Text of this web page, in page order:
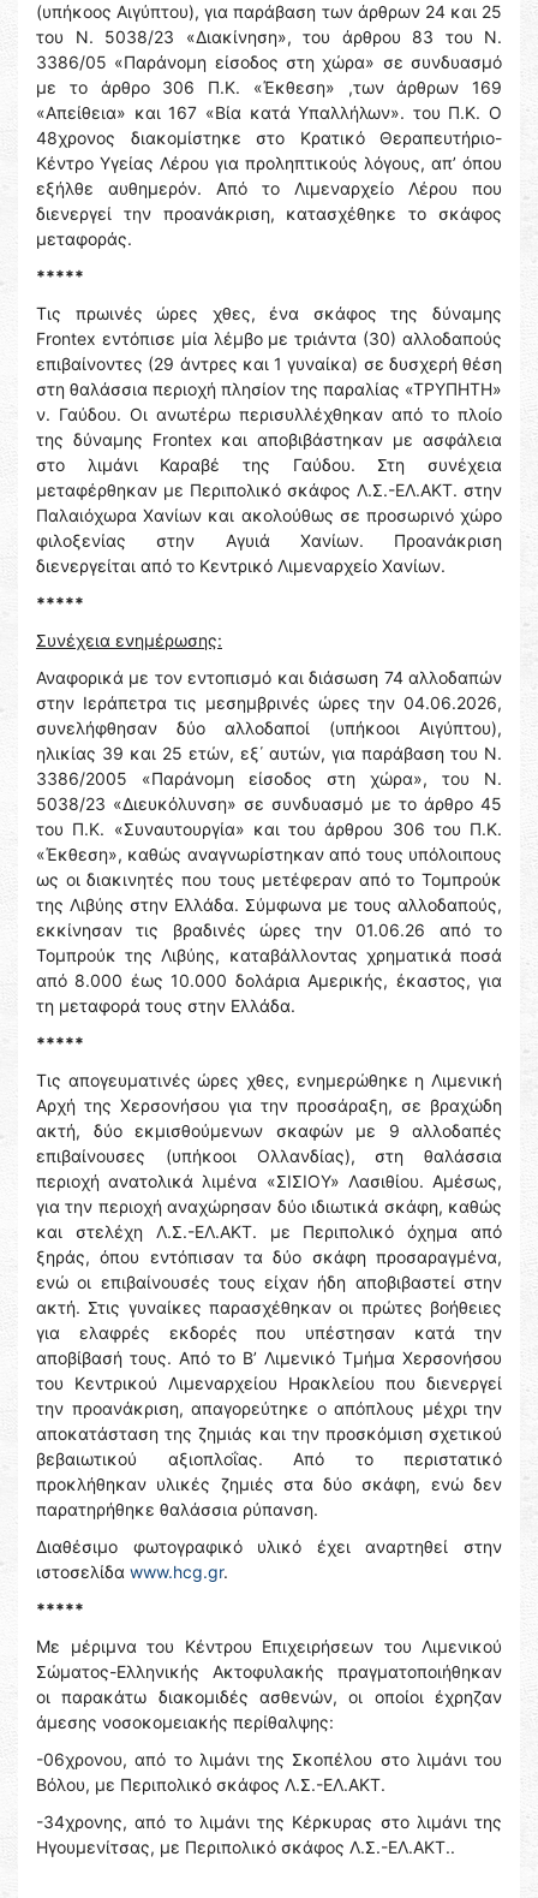
(υπήκοος Αιγύπτου), για παράβαση των άρθρων 24 και 25
του Ν. 5038/23 «Διακίνηση», του άρθρου 83 του Ν.
3386/05 «Παράνομη είσοδος στη χώρα» σε συνδυασμό
με το άρθρο 306 Π.Κ. «Έκθεση» ,των άρθρων 169
«Απείθεια» και 167 «Βία κατά Υπαλλήλων». του Π.Κ. Ο
48χρονος διακομίστηκε στο Κρατικό Θεραπευτήριο-
Κέντρο Υγείας Λέρου για προληπτικούς λόγους, απ’ όπου
εξήλθε αυθημερόν. Από το Λιμεναρχείο Λέρου που
διενεργεί την προανάκριση, κατασχέθηκε το σκάφος
μεταφοράς.
*****
Τις πρωινές ώρες χθες, ένα σκάφος της δύναμης
Frontex εντόπισε μία λέμβο με τριάντα (30) αλλοδαπούς
επιβαίνοντες (29 άντρες και 1 γυναίκα) σε δυσχερή θέση
στη θαλάσσια περιοχή πλησίον της παραλίας «ΤΡΥΠΗΤΗ»
ν. Γαύδου. Οι ανωτέρω περισυλλέχθηκαν από το πλοίο
της δύναμης Frontex και αποβιβάστηκαν με ασφάλεια
στο λιμάνι Καραβέ της Γαύδου. Στη συνέχεια
μεταφέρθηκαν με Περιπολικό σκάφος Λ.Σ.-ΕΛ.ΑΚΤ. στην
Παλαιόχωρα Χανίων και ακολούθως σε προσωρινό χώρο
φιλοξενίας στην Αγυιά Χανίων. Προανάκριση
διενεργείται από το Κεντρικό Λιμεναρχείο Χανίων.
*****
Συνέχεια ενημέρωσης:
Αναφορικά με τον εντοπισμό και διάσωση 74 αλλοδαπών
στην Ιεράπετρα τις μεσημβρινές ώρες την 04.06.2026,
συνελήφθησαν δύο αλλοδαποί (υπήκοοι Αιγύπτου),
ηλικίας 39 και 25 ετών, εξ΄ αυτών, για παράβαση του Ν.
3386/2005 «Παράνομη είσοδος στη χώρα», του Ν.
5038/23 «Διευκόλυνση» σε συνδυασμό με το άρθρο 45
του Π.Κ. «Συναυτουργία» και του άρθρου 306 του Π.Κ.
«Έκθεση», καθώς αναγνωρίστηκαν από τους υπόλοιπους
ως οι διακινητές που τους μετέφεραν από το Τομπρούκ
της Λιβύης στην Ελλάδα. Σύμφωνα με τους αλλοδαπούς,
εκκίνησαν τις βραδινές ώρες την 01.06.26 από το
Τομπρούκ της Λιβύης, καταβάλλοντας χρηματικά ποσά
από 8.000 έως 10.000 δολάρια Αμερικής, έκαστος, για
τη μεταφορά τους στην Ελλάδα.
*****
Τις απογευματινές ώρες χθες, ενημερώθηκε η Λιμενική
Αρχή της Χερσονήσου για την προσάραξη, σε βραχώδη
ακτή, δύο εκμισθούμενων σκαφών με 9 αλλοδαπές
επιβαίνουσες (υπήκοοι Ολλανδίας), στη θαλάσσια
περιοχή ανατολικά λιμένα «ΣΙΣΙΟΥ» Λασιθίου. Αμέσως,
για την περιοχή αναχώρησαν δύο ιδιωτικά σκάφη, καθώς
και στελέχη Λ.Σ.-ΕΛ.ΑΚΤ. με Περιπολικό όχημα από
ξηράς, όπου εντόπισαν τα δύο σκάφη προσαραγμένα,
ενώ οι επιβαίνουσές τους είχαν ήδη αποβιβαστεί στην
ακτή. Στις γυναίκες παρασχέθηκαν οι πρώτες βοήθειες
για ελαφρές εκδορές που υπέστησαν κατά την
αποβίβασή τους. Από το Β’ Λιμενικό Τμήμα Χερσονήσου
του Κεντρικού Λιμεναρχείου Ηρακλείου που διενεργεί
την προανάκριση, απαγορεύτηκε ο απόπλους μέχρι την
αποκατάσταση της ζημιάς και την προσκόμιση σχετικού
βεβαιωτικού αξιοπλοΐας. Από το περιστατικό
προκλήθηκαν υλικές ζημιές στα δύο σκάφη, ενώ δεν
παρατηρήθηκε θαλάσσια ρύπανση.
Διαθέσιμο φωτογραφικό υλικό έχει αναρτηθεί στην
ιστοσελίδα www.hcg.gr.
*****
Με μέριμνα του Κέντρου Επιχειρήσεων του Λιμενικού
Σώματος-Ελληνικής Ακτοφυλακής πραγματοποιήθηκαν
οι παρακάτω διακομιδές ασθενών, οι οποίοι έχρηζαν
άμεσης νοσοκομειακής περίθαλψης:
-06χρονου, από το λιμάνι της Σκοπέλου στο λιμάνι του
Βόλου, με Περιπολικό σκάφος Λ.Σ.-ΕΛ.ΑΚΤ.
-34χρονης, από το λιμάνι της Κέρκυρας στο λιμάνι της
Ηγουμενίτσας, με Περιπολικό σκάφος Λ.Σ.-ΕΛ.ΑΚΤ..